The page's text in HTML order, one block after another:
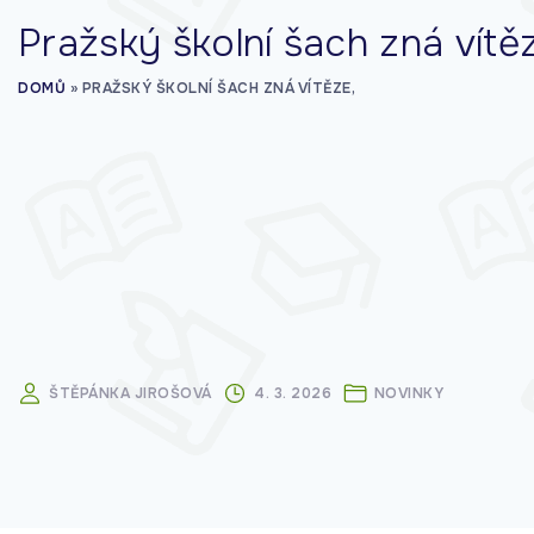
Pražský školní šach zná
DOMŮ » PRAŽSKÝ ŠKOLNÍ ŠACH ZNÁ VÍTĚZE,
ŠTĚPÁNKA JIROŠOVÁ 4. 3. 2026 NOVINKY